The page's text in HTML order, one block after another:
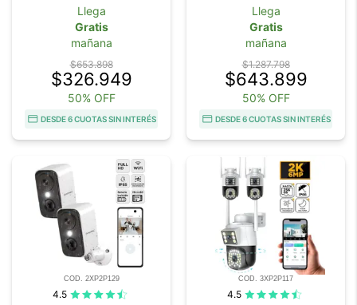
Llega
Gratis
mañana
$653.898
$326.949
50% OFF
DESDE 6 CUOTAS SIN INTERÉS
Llega
Gratis
mañana
$1.287.798
$643.899
50% OFF
DESDE 6 CUOTAS SIN INTERÉS
COD. 2XP2P129
4.5
COD. 3XP2P117
4.5